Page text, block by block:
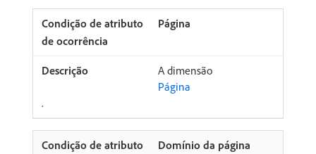
Página
A dimensão
Página
.
Domínio da página